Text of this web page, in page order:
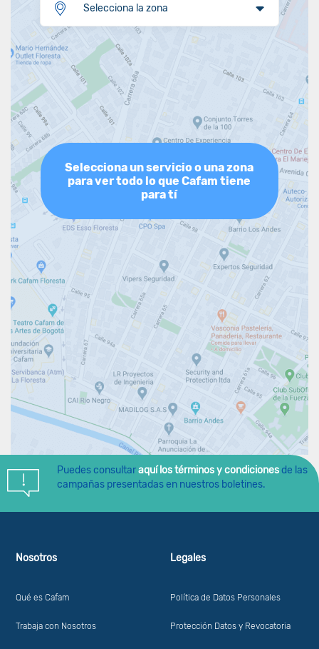
Selecciona la zona
Selecciona un servicio o una zona
para ver todo lo que Cafam tiene
para tí
Puedes consultaraquí los términos y condicionesde las
campañas presentadas en nuestros boletines.
Nosotros
Qué es Cafam
Trabaja con Nosotros
Legales
Política de Datos Personales
Protección Datos y Revocatoria